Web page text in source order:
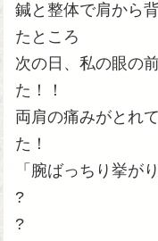
鍼と整体で肩から
たところ
次の日、私の眼の
た！！
両肩の痛みがとれ
た！
「腕ばっちり挙が
?
?